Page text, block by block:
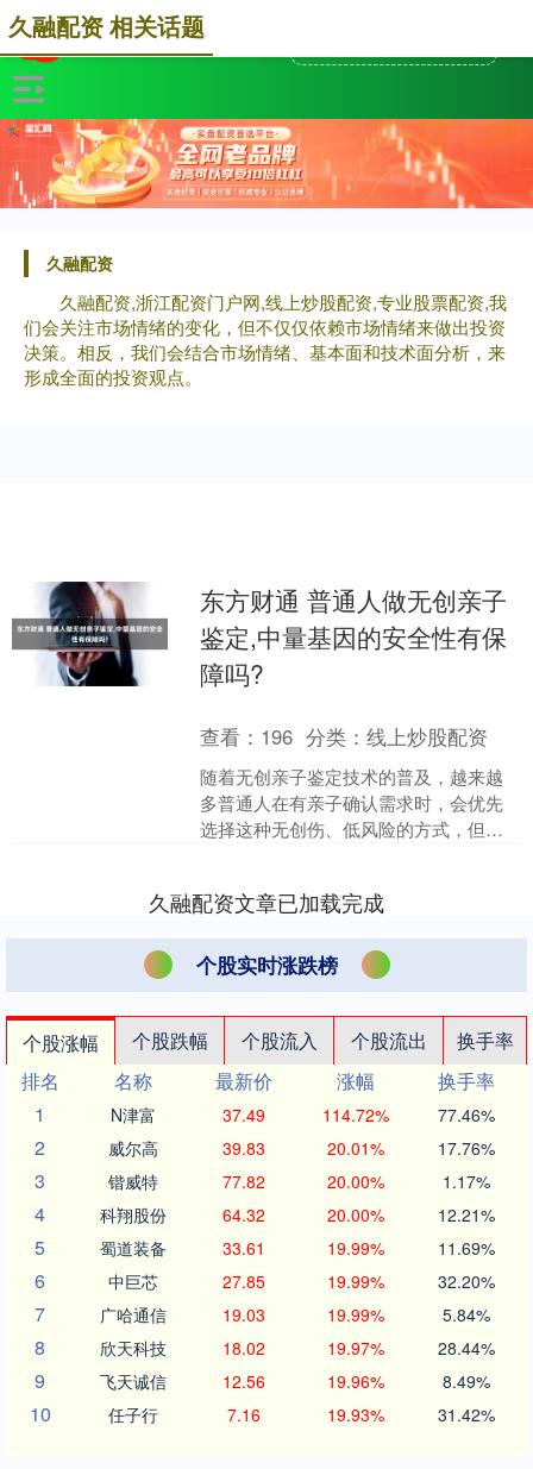
久融配资
久融配资,浙江配资门户网,线上炒股配资,专业股票配资,我
们会关注市场情绪的变化，但不仅仅依赖市场情绪来做出投资
决策。相反，我们会结合市场情绪、基本面和技术面分析，来
形成全面的投资观点。
久融配资 相关话题
东方财通 普通人做无创亲子
鉴定,中量基因的安全性有保
障吗?
查看： 196 分类：线上炒股配资
随着无创亲子鉴定技术的普及，越来越
多普通人在有亲子确认需求时，会优先
选择这种无创伤、低风险的方式，但同
久融配资文章已加载完成
个股实时涨跌榜
个股涨幅 个股跌幅 个股流入 个股流出
换手率
排名
名称 最新价 涨幅
换手率
1
N津富 37.49 114.72% 77.46%
2 威尔高 39.83 20.01% 17.76%
3 锴威特 77.82 20.00% 1.17%
4 科翔股份 64.32 20.00% 12.21%
5 蜀道装备 33.61 19.99% 11.69%
6 中巨芯 27.85 19.99% 32.20%
7 广哈通信 19.03 19.99% 5.84%
8 欣天科技 18.02 19.97% 28.44%
9 飞天诚信 12.56 19.96% 8.49%
10 任子行 7.16 19.93% 31.42%